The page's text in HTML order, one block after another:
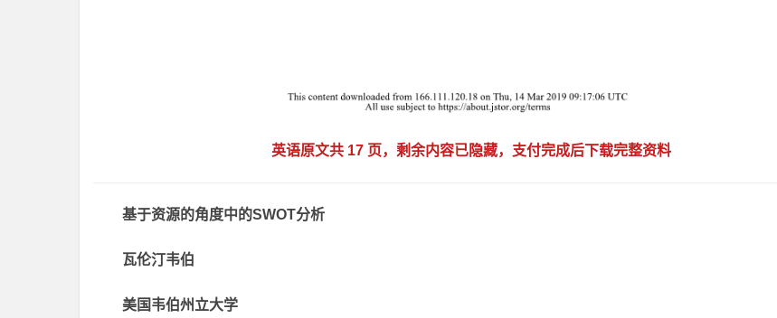
英语原文共 17 页，剩余内容已隐藏，支付完成后下载完整资料
基于资源的角度中的SWOT分析
瓦伦汀韦伯
美国韦伯州立大学